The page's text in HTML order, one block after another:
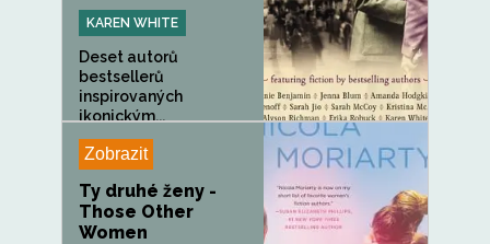
KAREN WHITE
Deset autorů
bestsellerů
inspirovaných
ikonickým...
Zobrazit
Ty druhé ženy -
Those Other
Women